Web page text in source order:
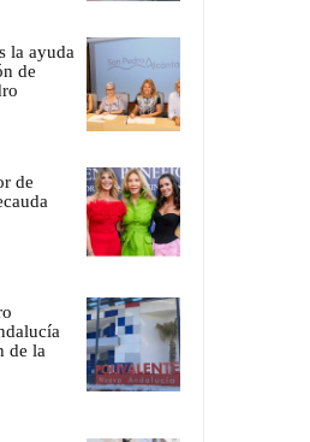
la ayuda
de
de
de la